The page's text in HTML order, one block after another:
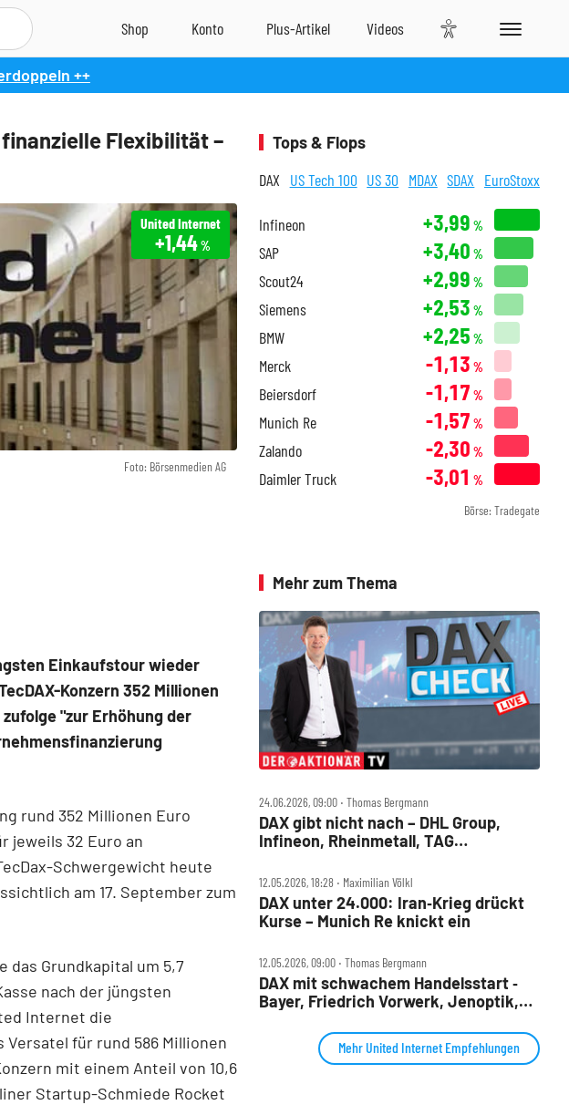
++
Flexibilität –
Foto: Börsenmedien AG
United Internet
+1,44 %
Einkaufstour wieder
Konzern 352 Millionen
"zur Erhöhung der
rund 352 Millionen Euro
jeweils 32 Euro an
Schwergewicht heute
am 17. September zum
das Grundkapital um 5,7
nach der jüngsten
Internet die
für rund 586 Millionen
mit einem Anteil von 10,6
Startup-Schmiede Rocket
Tops & Flops
DAX US Tech 100 US 30 MDAX SDAX EuroStoxx
Infineon +3,99 %
SAP +3,40 %
Scout24 +2,99 %
Siemens +2,53 %
BMW +2,25 %
Merck -1,13 %
Beiersdorf -1,17 %
Munich Re -1,57 %
Zalando -2,30 %
Daimler Truck -3,01 %
Börse: Tradegate
Mehr zum Thema
24.06.2026, 09:00 ‧ Thomas Bergmann
DAX gibt nicht nach – DHL Group,
Infineon, Rheinmetall, TAG
im Check
12.05.2026, 18:28 ‧ Maximilian Völkl
DAX unter 24.000: Iran‑Krieg drückt
Kurse – Munich Re knickt ein
12.05.2026, 09:00 ‧ Thomas Bergmann
DAX mit schwachem Handelsstart ‑
Bayer, Friedrich Vorwerk, Jenoptik,
Energy, TAG Immobilien und United
Internet im CheckMehr United Internet Empfehlungen